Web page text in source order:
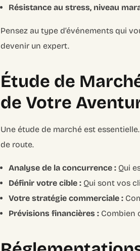
Résistance au stress, niveau
Pensez au type d’événements qui
devenir un expert.
Étude de
de Votre
Une étude de marché est
de route.
Analyse de la concurrence : Qui
Définir votre cible : Qui sont vos
Votre stratégie commerciale :
Prévisions financières : Combien